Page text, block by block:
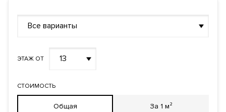
Все варианты
ЭТАЖ ОТ 13
СТОИМОСТЬ
Общая За 1 м²